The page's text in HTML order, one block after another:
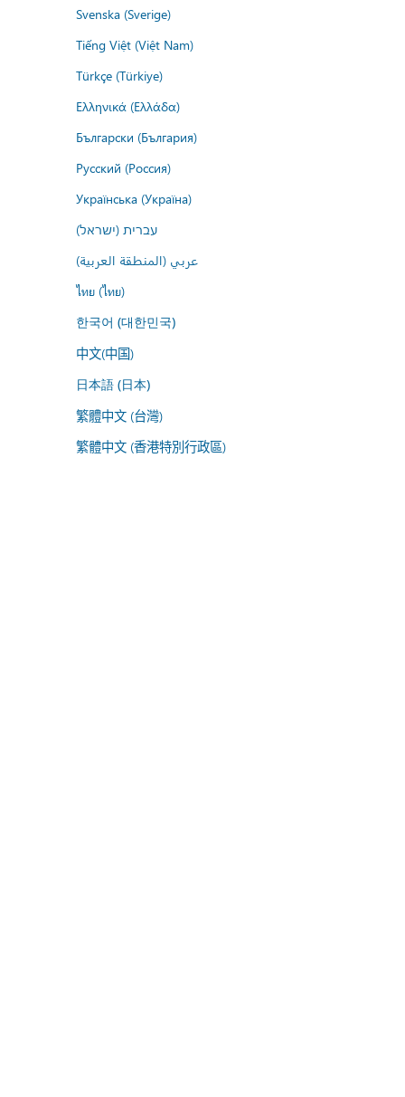
Svenska (Sverige)
Tiếng Việt (Việt Nam)
Türkçe (Türkiye)
Ελληνικά (Ελλάδα)
Български (България)
Русский (Россия)
Українська (Україна)
עברית (ישראל)
عربي (المنطقة العربية)
ไทย (ไทย)
한국어 (대한민국)
中文(中国)
日本語 (日本)
繁體中文 (台灣)
繁體中文 (香港特別行政區)